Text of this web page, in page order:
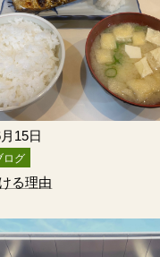
15日
ログ
る理由